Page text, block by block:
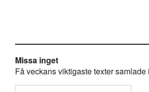
Missa inget
Få veckans viktigaste texter